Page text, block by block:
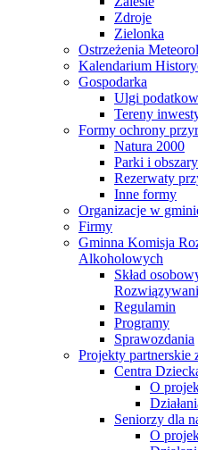
Zdroje
Zielonka
Ostrzeżenia
Kalendarium
Gospodarka
Ulgi
Tereny
Formy ochrony
Natura 2000
Parki i
Rezerwaty
Inne formy
Organizacje w
Firmy
Gminna Komisja
Alkoholowych
Skład
Regulamin
Programy
Sprawozdania
Projekty partnerskie
Centra
O
Seniorzy dla
O